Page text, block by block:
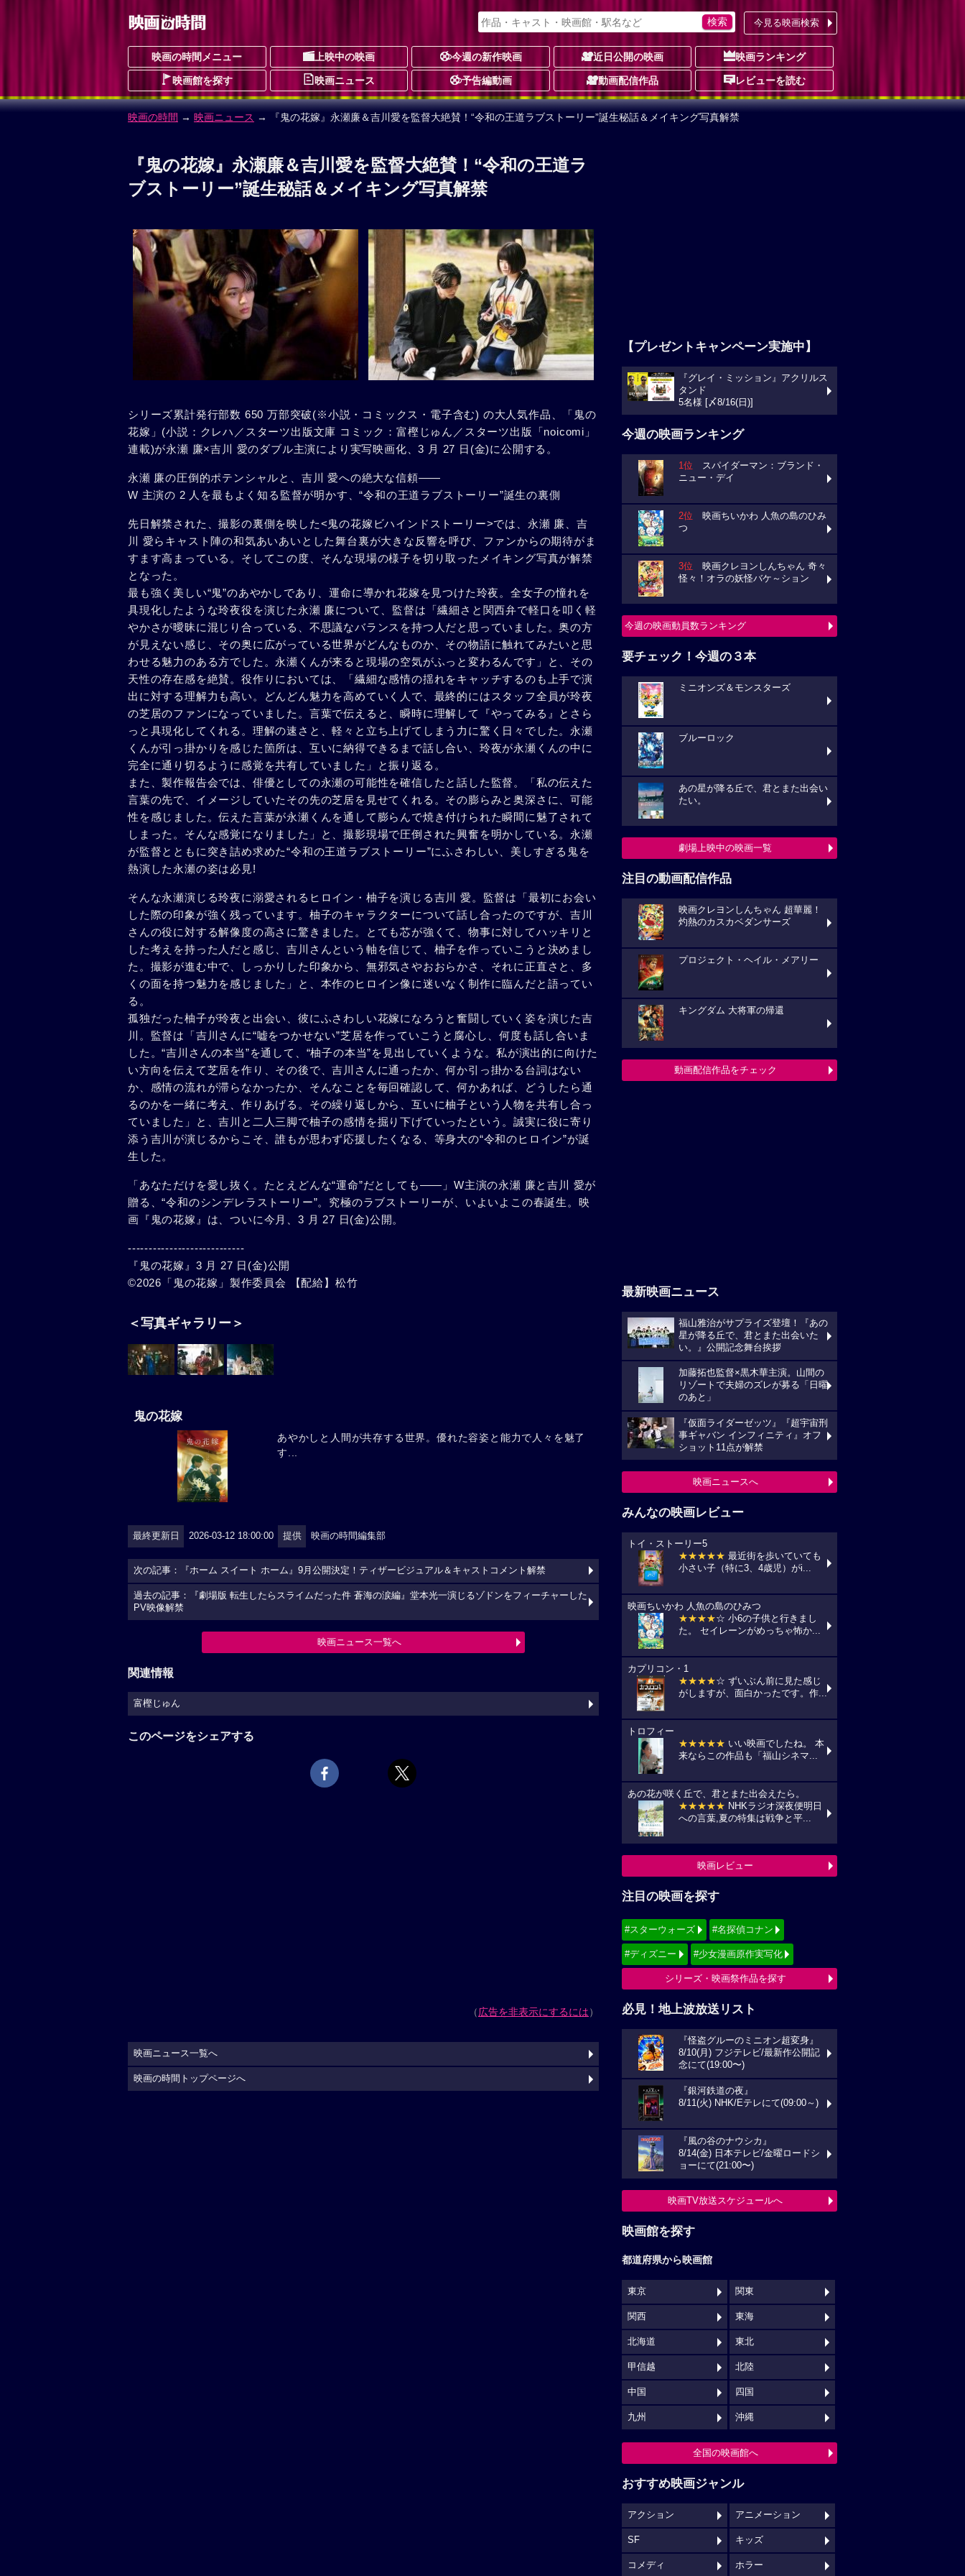
今見る映画検索
映画の時間メニュー 上映中の映画 今週の新作映画 近日公開の映画 映画ランキング
映画館を探す 映画ニュース 予告編動画 動画配信作品 レビューを読む
映画の時間 → 映画ニュース → 『鬼の花嫁』永瀬廉＆吉川愛を監督大絶賛！“令和の王道ラブストーリー”誕生秘話＆メイキング写真解禁
『鬼の花嫁』永瀬廉＆吉川愛を監督大絶賛！“令和の王道ラ
ブストーリー”誕生秘話＆メイキング写真解禁
シリーズ累計発行部数 650 万部突破(※小説・コミックス・電子含む) の大人気作品、「⻤の
花嫁」(小説：クレハ／スターツ出版文庫 コミック：富樫じゅん／スターツ出版「noicomi」
連載)が永瀬 廉×吉川 愛のダブル主演により実写映画化、3 月 27 日(金)に公開する。
永瀬 廉の圧倒的ポテンシャルと、吉川 愛への絶大な信頼――
W 主演の 2 人を最もよく知る監督が明かす、“令和の王道ラブストーリー”誕生の裏側
先日解禁された、撮影の裏側を映した<⻤の花嫁ビハインドストーリー>では、永瀬 廉、吉
川 愛らキャスト陣の和気あいあいとした舞台裏が大きな反響を呼び、ファンからの期待がま
すます高まっている。そしてこの度、そんな現場の様子を切り取ったメイキング写真が解禁
となった。
最も強く美しい“⻤”のあやかしであり、運命に導かれ花嫁を見つけた玲夜。全女子の憧れを
具現化したような玲夜役を演じた永瀬 廉について、監督は「繊細さと関⻄弁で軽口を叩く軽
やかさが曖昧に混じり合っている、不思議なバランスを持つ人だと思っていました。奥の方
が見えない感じ、その奥に広がっている世界がどんなものか、その物語に触れてみたいと思
わせる魅力のある方でした。永瀬くんが来ると現場の空気がふっと変わるんです」と、その
天性の存在感を絶賛。役作りにおいては、「繊細な感情の揺れをキャッチするのも上手で演
出に対する理解力も高い。どんどん魅力を高めていく人で、最終的にはスタッフ全員が玲夜
の芝居のファンになっていました。言葉で伝えると、瞬時に理解して『やってみる』とさら
っと具現化してくれる。理解の速さと、軽々と立ち上げてしまう力に驚く日々でした。永瀬
くんが引っ掛かりを感じた箇所は、互いに納得できるまで話し合い、玲夜が永瀬くんの中に
完全に通り切るように感覚を共有していました」と振り返る。
また、製作報告会では、俳優としての永瀬の可能性を確信したと話した監督。「私の伝えた
言葉の先で、イメージしていたその先の芝居を見せてくれる。その膨らみと奥深さに、可能
性を感じました。伝えた言葉が永瀬くんを通して膨らんで焼き付けられた瞬間に魅了されて
しまった。そんな感覚になりました」と、撮影現場で圧倒された興奮を明かしている。永瀬
が監督とともに突き詰め求めた“令和の王道ラブストーリー”にふさわしい、美しすぎる⻤を
熱演した永瀬の姿は必見!
そんな永瀬演じる玲夜に溺愛されるヒロイン・柚子を演じる吉川 愛。監督は「最初にお会い
した際の印象が強く残っています。柚子のキャラクターについて話し合ったのですが、吉川
さんの役に対する解像度の高さに驚きました。とても芯が強くて、物事に対してハッキリと
した考えを持った人だと感じ、吉川さんという軸を信じて、柚子を作っていこうと決めまし
た。撮影が進む中で、しっかりした印象から、無邪気さやおおらかさ、それに正直さと、多
くの面を持つ魅力を感じました」と、本作のヒロイン像に迷いなく制作に臨んだと語ってい
る。
孤独だった柚子が玲夜と出会い、彼にふさわしい花嫁になろうと奮闘していく姿を演じた吉
川。監督は「吉川さんに“嘘をつかせない”芝居を作っていこうと腐心し、何度も話し合いま
した。“吉川さんの本当”を通して、“柚子の本当”を見出していくような。私が演出的に向けた
い方向を伝えて芝居を作り、その後で、吉川さんに通ったか、何か引っ掛かる台詞はない
か、感情の流れが滞らなかったか、そんなことを毎回確認して、何かあれば、どうしたら通
るのかを一緒に考え、作りあげる。その繰り返しから、互いに柚子という人物を共有し合っ
ていました」と、吉川と二人三脚で柚子の感情を掘り下げていったという。誠実に役に寄り
添う吉川が演じるからこそ、誰もが思わず応援したくなる、等身大の“令和のヒロイン”が誕
生した。
「あなただけを愛し抜く。たとえどんな“運命”だとしても――」W主演の永瀬 廉と吉川 愛が
贈る、“令和のシンデレラストーリー”。究極のラブストーリーが、いよいよこの春誕生。映
画『⻤の花嫁』は、ついに今月、3 月 27 日(金)公開。
----------------------------
『⻤の花嫁』3 月 27 日(金)公開
©2026「⻤の花嫁」製作委員会 【配給】松竹
＜写真ギャラリー＞
鬼の花嫁
あやかしと人間が共存する世界。優れた容姿と能力で人々を魅了
す...
最終更新日 2026-03-12 18:00:00 提供 映画の時間編集部
次の記事：『ホーム スイート ホーム』9月公開決定！ティザービジュアル＆キャストコメント解禁
過去の記事：『劇場版 転生したらスライムだった件 蒼海の涙編』堂本光一演じるゾドンをフィーチャーした
PV映像解禁
映画ニュース一覧へ
関連情報
富樫じゅん
このページをシェアする
（広告を非表示にするには）
【プレゼントキャンペーン実施中】
『グレイ・ミッション』アクリルス
タンド
5名様 [〆8/16(日)]
今週の映画ランキング
1位 スパイダーマン：ブランド・
ニュー・デイ
2位 映画ちいかわ 人魚の島のひみ
つ
3位 映画クレヨンしんちゃん 奇々
怪々！オラの妖怪バケ～ション
今週の映画動員数ランキング
要チェック！今週の３本
ミニオンズ＆モンスターズ
ブルーロック
あの星が降る丘で、君とまた出会い
たい。
劇場上映中の映画一覧
注目の動画配信作品
映画クレヨンしんちゃん 超華麗！
灼熱のカスカベダンサーズ
プロジェクト・ヘイル・メアリー
キングダム 大将軍の帰還
動画配信作品をチェック
最新映画ニュース
福山雅治がサプライズ登壇！『あの
星が降る丘で、君とまた出会いた
い。』公開記念舞台挨拶
加藤拓也監督×黒木華主演。山間の
リゾートで夫婦のズレが募る「日曜
のあと」
『仮面ライダーゼッツ』『超宇宙刑
事ギャバン インフィニティ』オフ
ショット11点が解禁
映画ニュースへ
みんなの映画レビュー
トイ・ストーリー5
★★★★★ 最近街を歩いていても
小さい子（特に3、4歳児）がi...
映画ちいかわ 人魚の島のひみつ
★★★★☆ 小6の子供と行きまし
た。 セイレーンがめっちゃ怖か...
カプリコン・1
★★★★☆ ずいぶん前に見た感じ
がしますが、面白かったです。作...
トロフィー
★★★★★ いい映画でしたね。 本
来ならこの作品も「福山シネマ...
あの花が咲く丘で、君とまた出会えたら。
★★★★★ NHKラジオ深夜便明日
への言葉,夏の特集は戦争と平...
映画レビュー
注目の映画を探す
#スターウォーズ #名探偵コナン
#ディズニー #少女漫画原作実写化
シリーズ・映画祭作品を探す
必見！地上波放送リスト
『怪盗グルーのミニオン超変身』
8/10(月) フジテレビ/最新作公開記
念にて(19:00〜)
『銀河鉄道の夜』
8/11(火) NHK/Eテレにて(09:00～)
『風の谷のナウシカ』
8/14(金) 日本テレビ/金曜ロードシ
ョーにて(21:00〜)
映画TV放送スケジュールへ
映画館を探す
都道府県から映画館
東京 関東
関西 東海
北海道 東北
甲信越 北陸
中国 四国
九州 沖縄
全国の映画館へ
おすすめ映画ジャンル
アクション アニメーション
SF キッズ
コメディ ホラー
映画ニュース一覧へ
映画の時間トップページへ